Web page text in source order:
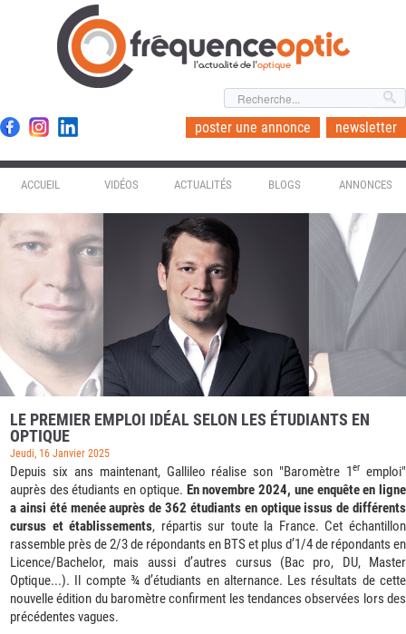
l'actualité de l'optique
poster une annonce newsletter
ACCUEIL VIDÉOS ACTUALITÉS BLOGS ANNONCES
LE PREMIER EMPLOI IDÉAL SELON LES ÉTUDIANTS EN
OPTIQUE
Jeudi, 16 Janvier 2025
Depuis six ans maintenant, Gallileo réalise son "Baromètre 1er emploi"
auprès des étudiants en optique. En novembre 2024, une enquête en ligne
a ainsi été menée auprès de 362 étudiants en optique issus de différents
cursus et établissements, répartis sur toute la France. Cet échantillon
rassemble près de 2/3 de répondants en BTS et plus d’1/4 de répondants en
Licence/Bachelor, mais aussi d’autres cursus (Bac pro, DU, Master
Optique...). Il compte ¾ d’étudiants en alternance. Les résultats de cette
nouvelle édition du baromètre confirment les tendances observées lors des
précédentes vagues.